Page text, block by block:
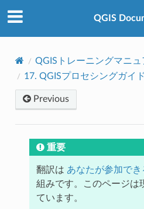
QGIS
QGISトレーニングマニュ
17. QGISプロセシングガイド
Previous
重要
翻訳は あなたが参加でき
組みです。このページは
ています。